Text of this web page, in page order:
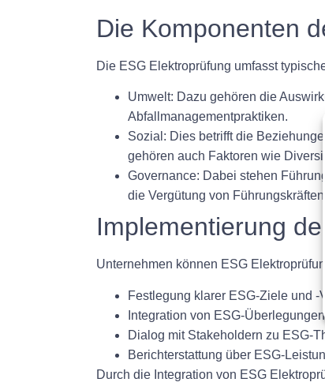
Die Komponenten
Die ESG Elektroprüfung umfasst
Umwelt: Dazu gehören die
Abfallmanagementpraktiken.
Sozial: Dies betrifft die
gehören auch Faktoren wie
Governance: Dabei stehen
die Vergütung von
Implementierung
Unternehmen können ESG
Festlegung klarer ESG-Ziele und -
Integration von ESG-
Dialog mit Stakeholdern zu ESG-
Berichterstattung über ESG-
Durch die Integration von ESG